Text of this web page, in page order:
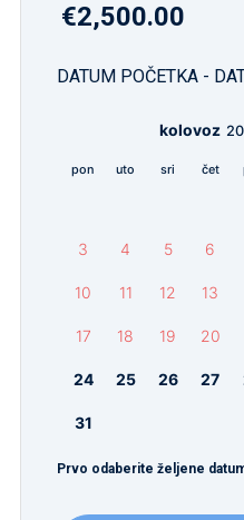
€2,500.00
DATUM POČETKA -
kolovoz
pon uto sri čet
3 4 5 6
10 11 12 13
17 18 19 20
24 25 26 27
31
Prvo odaberite željene